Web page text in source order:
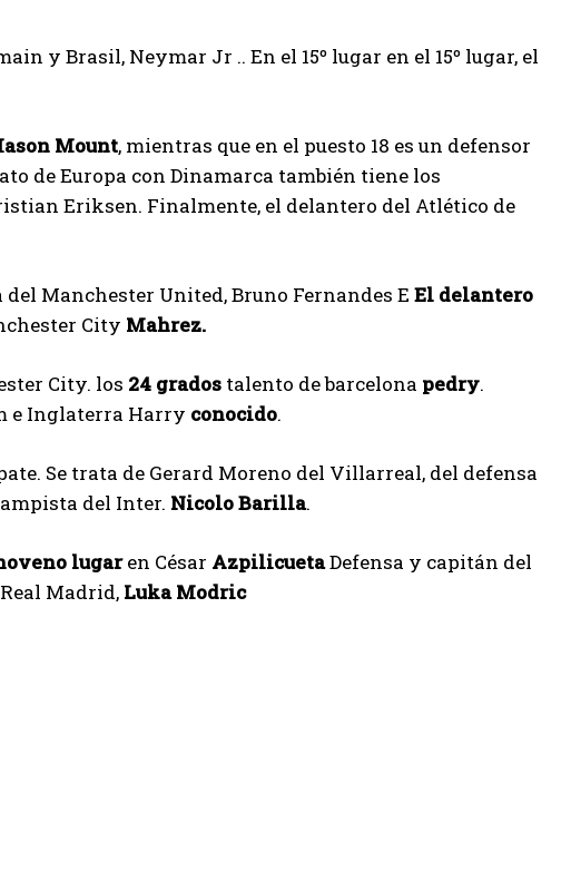
y Brasil, Neymar Jr .. En el 15º lugar en el 15º lugar, el
Mount, mientras que en el puesto 18 es un defensor
de Europa con Dinamarca también tiene los
Eriksen. Finalmente, el delantero del Atlético de
Manchester United, Bruno Fernandes E El delantero
City Mahrez.
City. los 24 grados talento de barcelona pedry.
e Inglaterra Harry conocido.
Se trata de Gerard Moreno del Villarreal, del defensa
del Inter. Nicolo Barilla.
lugaren César AzpilicuetaDefensa y capitán del
Madrid, Luka Modric